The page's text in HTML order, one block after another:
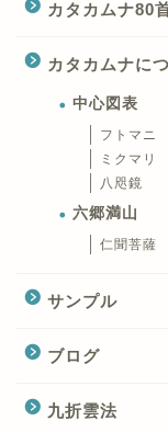
カタカムナ80
カタカムナに
中心図表
フトマニ
ミクマリ
八咫鏡
六郷満山
仁聞菩薩
サンプル
ブログ
九折雲法